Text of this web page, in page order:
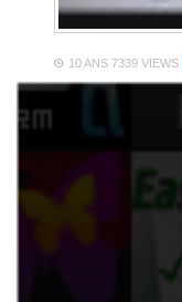
10 ANS7339 VIEWS